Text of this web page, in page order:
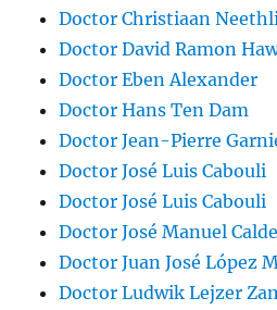
Doctor Christiaan
Doctor David Ramon
Doctor Eben Alexander
Doctor Hans Ten Dam
Doctor Jean-Pierre
Doctor José Luis Cabouli
Doctor José Luis Cabouli
Doctor José Manuel
Doctor Juan José López
Doctor Ludwik Lejzer